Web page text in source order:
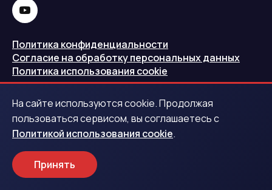
Политика конфиденциальности
Согласие на обработку персональных данных
Политика использования cookie
РКН
Центральный банк Российской Федерации
Обращаем ваше внимание на то, что данный интернет-
На сайте используются cookie. Продолжая
пользоваться сервисом, вы соглашаетесь с
Политикой использования cookie.
Принять